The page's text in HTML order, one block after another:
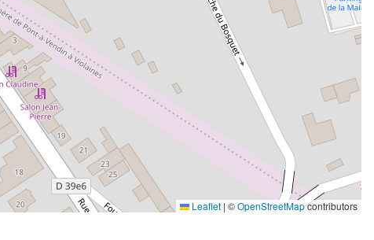
Leaflet | ©OpenStreetMapcontributors